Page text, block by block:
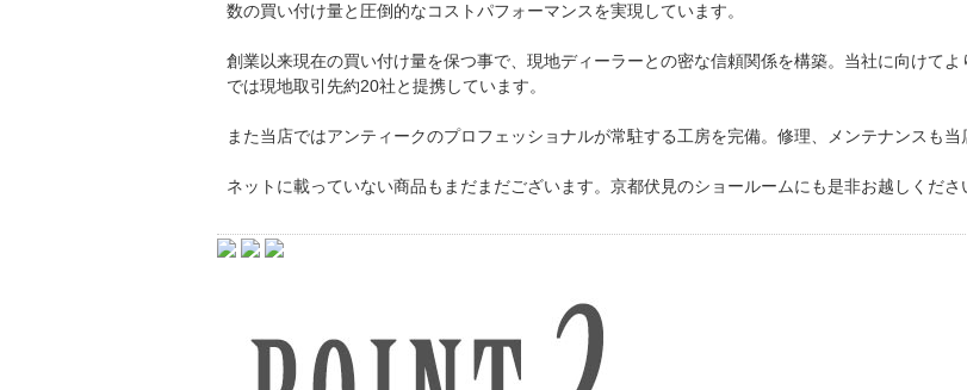
数の買い付け量と圧倒的なコストパフォーマンスを実現しています。
創業以来現在の買い付け量を保つ事で、現地ディーラーとの密な信頼関係を構築。当社に向けて
では現地取引先約20社と提携しています。
また当店ではアンティークのプロフェッショナルが常駐する工房を完備。修理、メンテナンスも当
ネットに載っていない商品もまだまだございます。京都伏見のショールームにも是非お越しくださ